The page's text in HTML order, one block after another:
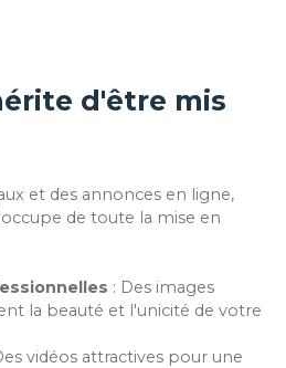
DPE classé C Une maison
et parfaitement
une famille recherchant
pour obtenir davantage
une visite.
d'être mis
et des annonces en ligne,
de toute la mise en
: Des images
la beauté et l'unicité de votre
vidéos attractives pour une